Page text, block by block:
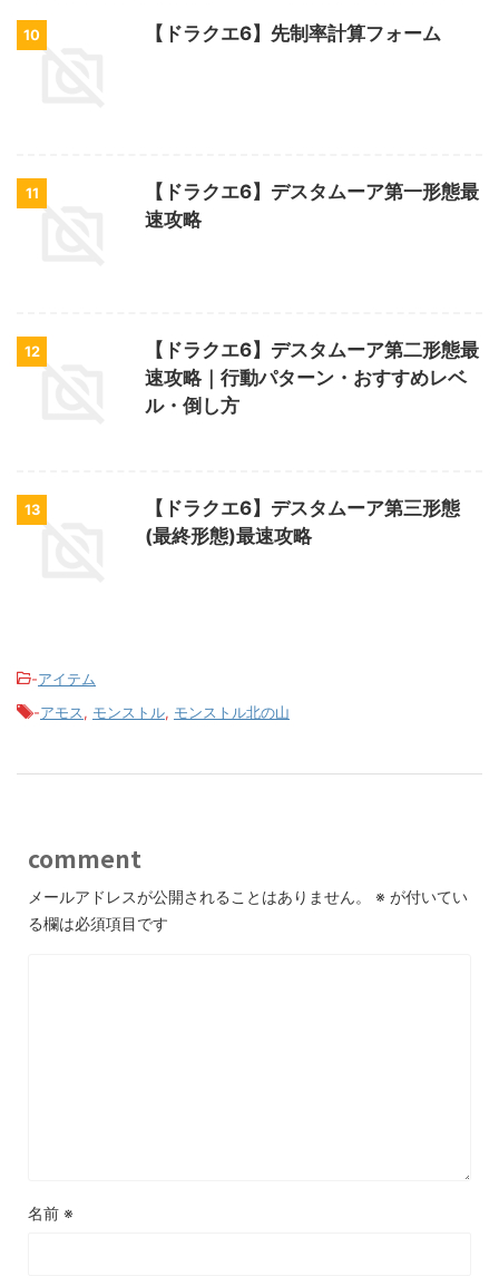
10 【ドラクエ6】先制率計算フォーム
11
【ドラクエ6】デスタムーア第一形態最
速攻略
12
【ドラクエ6】デスタムーア第二形態最
速攻略｜行動パターン・おすすめレベ
ル・倒し方
13
【ドラクエ6】デスタムーア第三形態
(最終形態)最速攻略
-アイテム
-アモス, モンストル, モンストル北の山
comment
メールアドレスが公開されることはありません。 ※ が付いてい
る欄は必須項目です
名前 ※